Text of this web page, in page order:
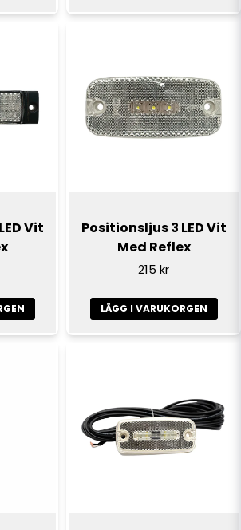
Skicka fråga
Vit
Positionsljus 3 LED Vit
Med Reflex
215 kr
LÄGG I VARUKORGEN